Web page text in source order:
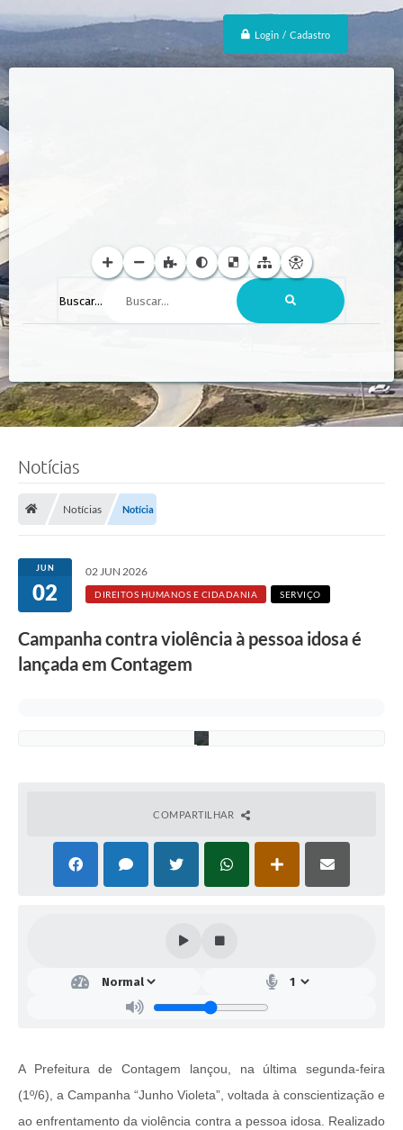
Login / Cadastro
Buscar...
Notícias
Notícias Notícia
JUN
02
02 JUN 2026
DIREITOS HUMANOS E CIDADANIA SERVIÇO
Campanha contra violência à pessoa idosa é
lançada em Contagem
a
u
COMPARTILHAR
A Prefeitura de Contagem lançou, na última segunda-feira
(1º/6), a Campanha “Junho Violeta”, voltada à conscientização e
ao enfrentamento da violência contra a pessoa idosa. Realizado